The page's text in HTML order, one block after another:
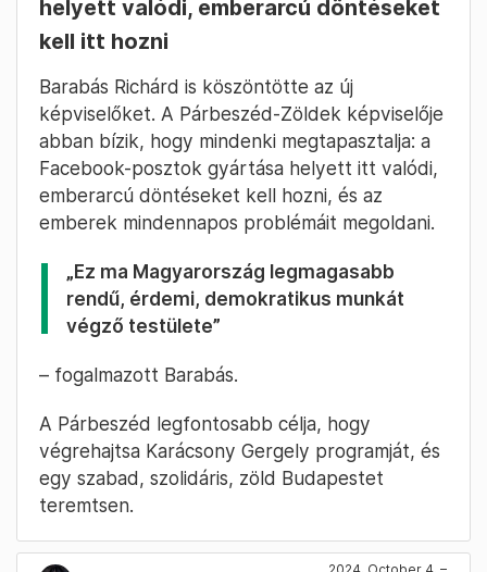
„Kérem, fogadják meg a tanácsaimat, mert ha a
közjót szeretnék szolgálni, akkor ezzel tudnák
Fotó: Hevesi-Szabó Lujza / Telex
Cseke Balázs
2024. October 4. –
10:47
helyett valódi, emberarcú döntéseket
kell itt hozni
képviselőket. A Párbeszéd-Zöldek képviselője
abban bízik, hogy mindenki megtapasztalja: a
Facebook-posztok gyártása helyett itt valódi,
emberarcú döntéseket kell hozni, és az
emberek mindennapos problémáit megoldani.
„Ez ma Magyarország legmagasabb